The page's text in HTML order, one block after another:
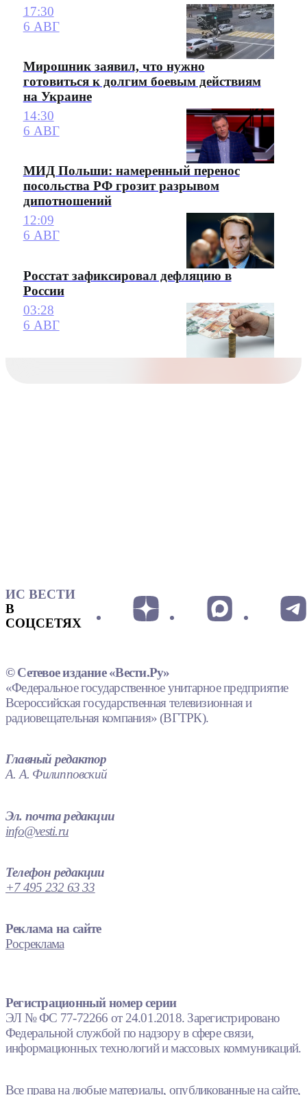
17:30
6 АВГ
Мирошник заявил, что нужно
готовиться к долгим боевым действиям
на Украине
14:30
6 АВГ
МИД Польши: намеренный перенос
посольства РФ грозит разрывом
дипотношений
12:09
6 АВГ
Росстат зафиксировал дефляцию в
России
03:28
6 АВГ
ИС ВЕСТИ
В
СОЦСЕТЯХ
© Сетевое издание «Вести.Ру»
«Федеральное государственное унитарное предприятие
Всероссийская государственная телевизионная и
радиовещательная компания» (ВГТРК).
Главный редактор
А. А. Филипповский
Эл. почта редакции
info@vesti.ru
Телефон редакции
+7 495 232 63 33
Реклама на сайте
Росреклама
Регистрационный номер серии
ЭЛ № ФС 77-72266 от 24.01.2018. Зарегистрировано
Федеральной службой по надзору в сфере связи,
информационных технологий и массовых коммуникаций.
Все права на любые материалы, опубликованные на сайте,